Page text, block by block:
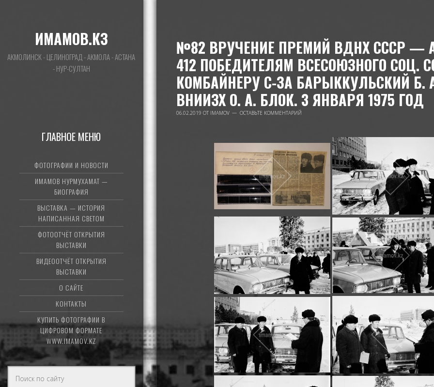
ИМАМОВ.КЗ
АКМОЛИНСК - ЦЕЛИНОГРАД - АКМОЛА - АСТАНА
- НУР-СУЛТАН
ГЛАВНОЕ МЕНЮ
ФОТОГРАФИИ И НОВОСТИ
ИМАМОВ НУРМУХАМАТ —
БИОГРАФИЯ
ВЫСТАВКА — ИСТОРИЯ
НАПИСАННАЯ СВЕТОМ
ФОТООТЧЁТ ОТКРЫТИЯ
ВЫСТАВКИ
ВИДЕООТЧЁТ ОТКРЫТИЯ
ВЫСТАВКИ
О САЙТЕ
КОНТАКТЫ
КУПИТЬ ФОТОГРАФИИ В
ЦИФРОВОМ ФОРМАТЕ
WWW.IMAMOV.KZ
№82 ВРУЧЕНИЕ ПРЕМИЙ ВДНХ СССР —
412 ПОБЕДИТЕЛЯМ ВСЕСОЮЗНОГО СОЦ.
КОМБАЙНЕРУ С-ЗА БАРЫККУЛЬСКИЙ Б.
ВНИИЗХ О. А. БЛОК. 3 ЯНВАРЯ 1975 ГОД
06.02.2019 ОТ IMAMOV ОСТАВЬТЕ КОММЕНТАРИЙ